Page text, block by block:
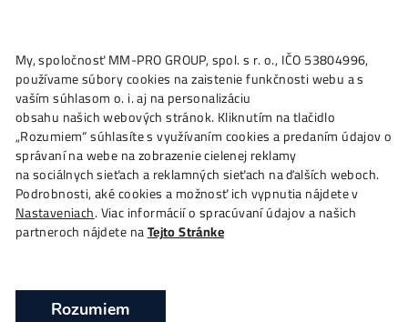
Značka: kryptomeny
Éra AI mení pravidlá hry:
Prežije Bitcoin najväčší
útek ťažiarov v histórii?
silnému finančnému
Bitcoinoví ťažiari sa
dočkali výraznej úľavy:
My, spoločnosť MM-PRO GROUP, spol. s r. o., IČO
používame súbory cookies na zaistenie funkčnosti webu a
vaším súhlasom o. i. aj na personalizáciu
obsahu našich webových stránok. Kliknutím na tlačidlo
„Rozumiem“ súhlasíte s využívaním cookies a predaním
správaní na webe na zobrazenie cielenej reklamy
na sociálnych sieťach a reklamných sieťach na ďalších
Podrobnosti, aké cookies a možnosť ich vypnutia nájdete v
Nastaveniach. Viac informácií o spracúvaní údajov a našich